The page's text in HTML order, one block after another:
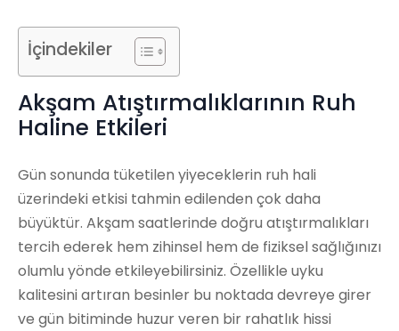
İçindekiler
Akşam Atıştırmalıklarının Ruh
Haline Etkileri
Gün sonunda tüketilen yiyeceklerin ruh hali
üzerindeki etkisi tahmin edilenden çok daha
büyüktür. Akşam saatlerinde doğru atıştırmalıkları
tercih ederek hem zihinsel hem de fiziksel sağlığınızı
olumlu yönde etkileyebilirsiniz. Özellikle uyku
kalitesini artıran besinler bu noktada devreye girer
ve gün bitiminde huzur veren bir rahatlık hissi